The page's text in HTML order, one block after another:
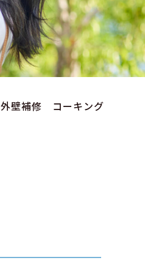
外壁補修 コーキング